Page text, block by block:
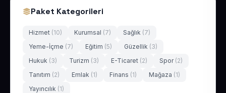
Paket Kategorileri
Hizmet (10) Kurumsal (7) Sağlık (7)
Yeme-İçme (7) Eğitim (5) Güzellik (3)
Hukuk (3) Turizm (3) E-Ticaret (2) Spor (2)
Tanıtım (2) Emlak (1) Finans (1) Mağaza (1)
Yayıncılık (1)